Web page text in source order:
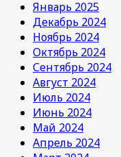
Январь 2025
Декабрь 2024
Ноябрь 2024
Октябрь 2024
Сентябрь 2024
Август 2024
Июль 2024
Июнь 2024
Май 2024
Апрель 2024